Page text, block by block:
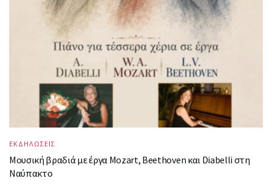
ΕΚΔΗΛΩΣΕΙΣ
Μουσική βραδιά με έργα Mozart, Beethoven και Diabelli στη
Ναύπακτο